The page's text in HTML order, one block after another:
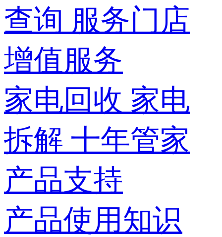
查询 服务门店
增值服务
家电回收 家电
拆解 十年管家
产品支持
产品使用知识